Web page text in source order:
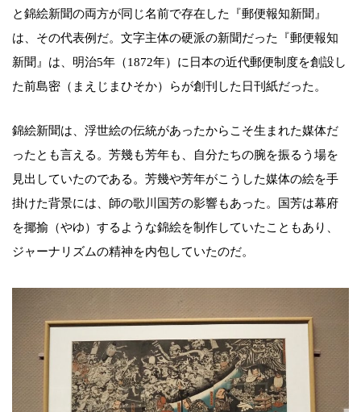
と錦絵新聞の両方が同じ名前で存在した『郵便報知新聞』
は、その代表例だ。文字主体の硬派の新聞だった『郵便報知
新聞』は、明治5年（1872年）に日本の近代郵便制度を創設し
た前島密（まえじまひそか）らが創刊した日刊紙だった。
錦絵新聞は、浮世絵の伝統があったからこそ生まれた媒体だ
ったとも言える。芳幾も芳年も、自分たちの腕を振るう場を
見出していたのである。芳幾や芳年がこうした媒体の絵を手
掛けた背景には、師の歌川国芳の影響もあった。国芳は幕府
を揶揄（やゆ）するような錦絵を制作していたこともあり、
ジャーナリズムの精神を内包していたのだ。